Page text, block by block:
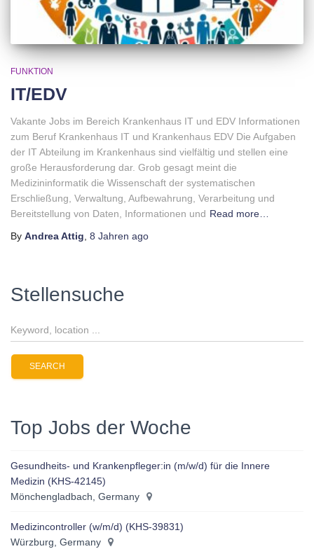
FUNKTION
IT/EDV
Vakante Jobs im Bereich Krankenhaus IT und EDV Informationen
zum Beruf Krankenhaus IT und Krankenhaus EDV Die Aufgaben
der IT Abteilung im Krankenhaus sind vielfältig und stellen eine
große Herausforderung dar. Grob gesagt meint die
Medizininformatik die Wissenschaft der systematischen
Erschließung, Verwaltung, Aufbewahrung, Verarbeitung und
Bereitstellung von Daten, Informationen und Read more…
By Andrea Attig 8 Jahren ago
Stellensuche
Top Jobs der Woche
Gesundheits- und Krankenpfleger:in (m/w/d) für die Innere
Medizin (KHS-42145)
Mönchengladbach, Germany
Medizincontroller (w/m/d) (KHS-39831)
Würzburg, Germany